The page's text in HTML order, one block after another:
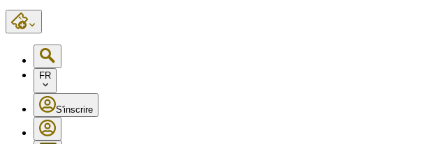
FR
S'inscrire